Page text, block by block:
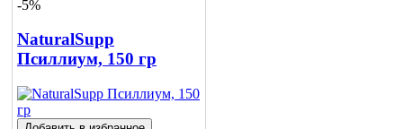
-5%
NaturalSupp
Псиллиум, 150 гр